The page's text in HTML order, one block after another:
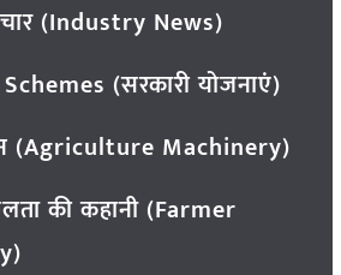
(Industry News)
(सरकारी योजनाएं)
(Agriculture Machinery)
की कहानी (Farmer